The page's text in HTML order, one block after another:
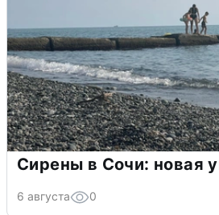
Сирены в Сочи: новая
6 августа 0